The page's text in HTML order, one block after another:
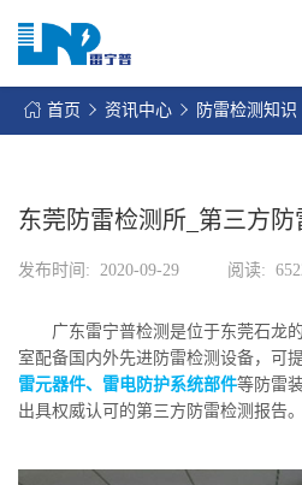
首页 资讯中心 防雷检测知识
东莞防雷检测所_第三方防
发布时间: 2020-09-29 阅读:
广东雷宁普检测是位于东莞石龙
室配备国内外先进防雷检测设备，可
雷元器件、雷电防护系统部件等防雷
出具权威认可的第三方防雷检测报告。
网
的
资
系